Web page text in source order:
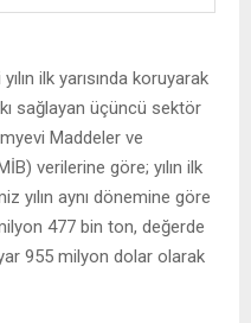
ilk yarısında koruyarak
sağlayan üçüncü sektör
Maddeler ve
verilerine göre; yılın ilk
yılın aynı dönemine göre
477 bin ton, değerde
955 milyon dolar olarak